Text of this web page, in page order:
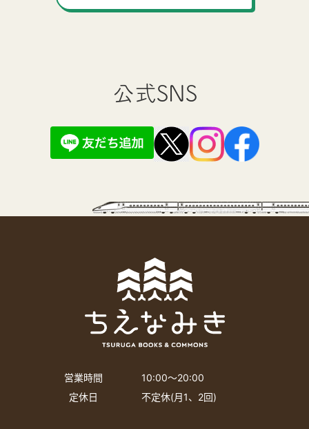
公式SNS
営業時間
10:00〜20:00
定休日
不定休(月1、2回)